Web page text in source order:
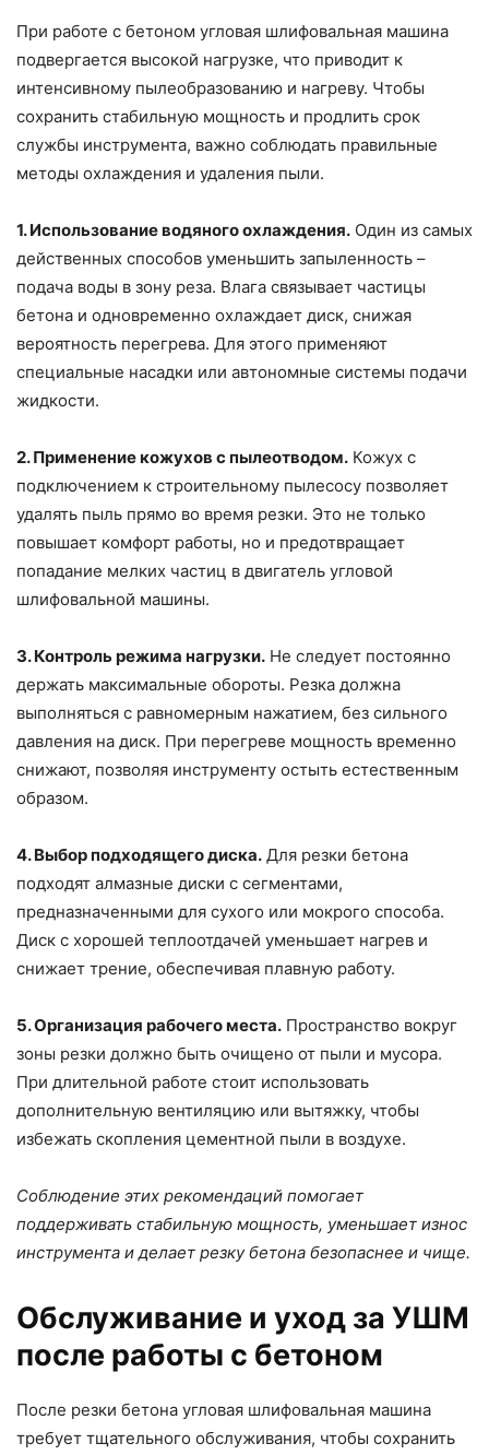
При работе с бетоном угловая шлифовальная машина
подвергается высокой нагрузке, что приводит к
интенсивному пылеобразованию и нагреву. Чтобы
сохранить стабильную мощность и продлить срок
службы инструмента, важно соблюдать правильные
методы охлаждения и удаления пыли.
1. Использование водяного охлаждения. Один из самых
действенных способов уменьшить запыленность –
подача воды в зону реза. Влага связывает частицы
бетона и одновременно охлаждает диск, снижая
вероятность перегрева. Для этого применяют
специальные насадки или автономные системы подачи
жидкости.
2. Применение кожухов с пылеотводом. Кожух с
подключением к строительному пылесосу позволяет
удалять пыль прямо во время резки. Это не только
повышает комфорт работы, но и предотвращает
попадание мелких частиц в двигатель угловой
шлифовальной машины.
3. Контроль режима нагрузки. Не следует постоянно
держать максимальные обороты. Резка должна
выполняться с равномерным нажатием, без сильного
давления на диск. При перегреве мощность временно
снижают, позволяя инструменту остыть естественным
образом.
4. Выбор подходящего диска. Для резки бетона
подходят алмазные диски с сегментами,
предназначенными для сухого или мокрого способа.
Диск с хорошей теплоотдачей уменьшает нагрев и
снижает трение, обеспечивая плавную работу.
5. Организация рабочего места. Пространство вокруг
зоны резки должно быть очищено от пыли и мусора.
При длительной работе стоит использовать
дополнительную вентиляцию или вытяжку, чтобы
избежать скопления цементной пыли в воздухе.
Соблюдение этих рекомендаций помогает
поддерживать стабильную мощность, уменьшает износ
инструмента и делает резку бетона безопаснее и чище.
Обслуживание и уход за УШМ
после работы с бетоном
После резки бетона угловая шлифовальная машина
требует тщательного обслуживания, чтобы сохранить